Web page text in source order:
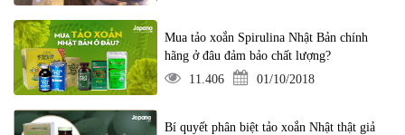
Mua tảo xoắn Spirulina Nhật Bản chính
hãng ở đâu đảm bảo chất lượng?
11.406
01/10/2018
Bí quyết phân biệt tảo xoắn Nhật thật giả